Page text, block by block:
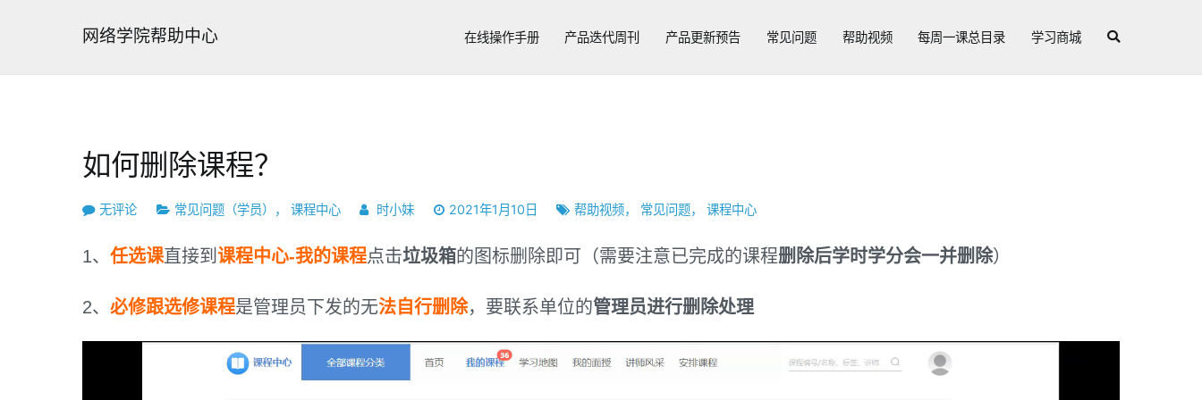
网络学院帮助中心 在线操作手册 产品迭代周刊 产品更新预告 常见问题 帮助视频 每周一课总目录 学习商城
如何删除课程？
如
删
程？
无评论 常见问题（学员） ， 课程中心 时小妹 2021年1月10日 帮助视频， 常见问题，课程中心
1、 任选课直接到 课程中心-我的课程点击垃圾箱的图标删除即可（需要注意已完成的课程删除后学时学分会一并删除）
2、 必修跟选修课程是管理员下发的无法自行删除，要联系单位的管理员进行删除处理